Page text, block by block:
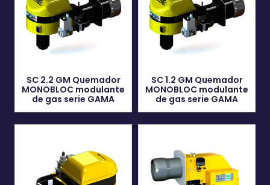
SC 2.2 GM Quemador
MONOBLOC modulante
de gas serie GAMA
SC 1.2 GM Quemador
MONOBLOC modulante
de gas serie GAMA